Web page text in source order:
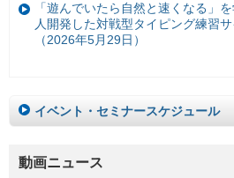
「遊んでいたら自然と速くなる」
人開発した対戦型タイピング練習
（2026年5月29日）
イベント・セミナースケジュール
動画ニュース